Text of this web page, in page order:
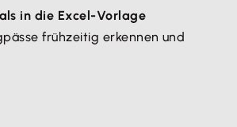
in die Excel-Vorlage
frühzeitig erkennen und